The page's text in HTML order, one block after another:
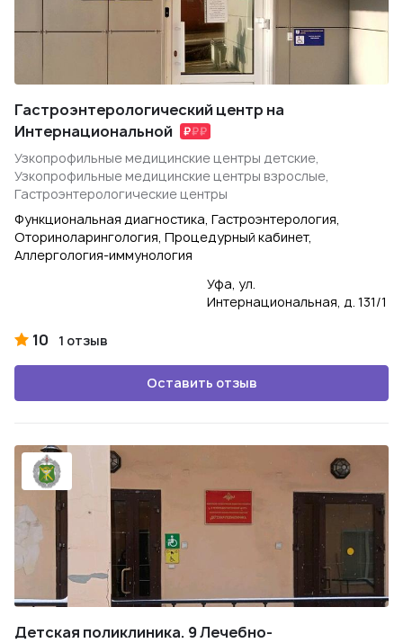
Гастроэнтерологический центр на
Интернациональной
Узкопрофильные медицинские центры детские,
Узкопрофильные медицинские центры взрослые,
Гастроэнтерологические центры
Функциональная диагностика, Гастроэнтерология,
Оториноларингология, Процедурный кабинет,
Аллергология-иммунология
Уфа, ул.
Интернациональная, д. 131/1
10 1 отзыв
Оставить отзыв
Детская поликлиника. 9 Лечебно-